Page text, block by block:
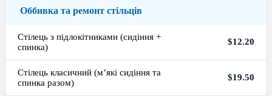
Оббивка та ремонт стільців
Стілець з підлокітниками (сидіння +
спинка)
$12.20
Стілець класичний (м’які сидіння та
спинка разом)
$19.50